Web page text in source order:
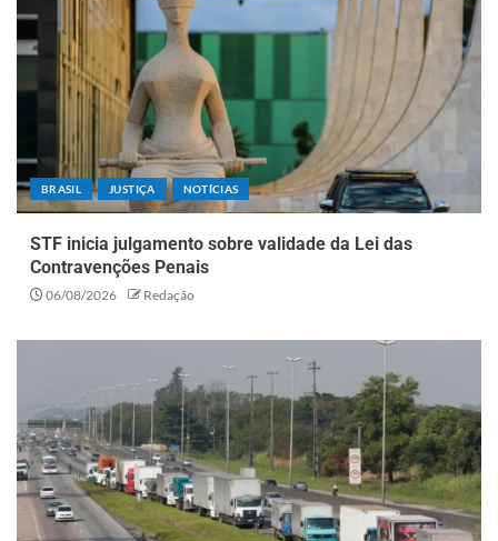
BRASIL JUSTIÇA NOTÍCIAS
STF inicia julgamento sobre validade da Lei das
Contravenções Penais
06/08/2026 Redação